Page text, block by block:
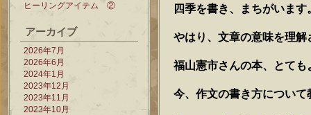
ヒーリングアイテム ②
アーカイブ
2026年7月
2026年6月
2024年1月
2023年12月
2023年11月
2023年10月
四季を書き、まちがいます
やはり、文章の意味を理
福山憲市さんの本、とても
今、作文の書き方につい